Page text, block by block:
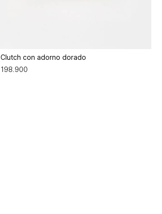
Clutch con adorno dorado
198.900